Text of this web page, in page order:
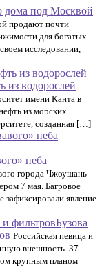
дома под Москвой
продают почти
для богатых
исследовании,
из водорослей
имени Канта в
из морских
созданная […]
неба
города Чжоушань
7 мая. Багровое
зафиксировали явление
Бузова
Российская певица и
внешность. 37-
крупным планом